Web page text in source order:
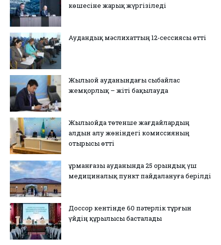
көшесіне жарық жүргізіледі
Аудандық мәслихаттың 12-сессиясы өтті
Жылыой ауданындағы сыбайлас
жемқорлық – жіті бақылауда
Жылыойда төтенше жағдайлардың
алдын алу жөніндегі комиссияның
отырысы өтті
Құрманғазы ауданында 25 орындық үш
медициналық пункт пайдалануға берілді
Доссор кентінде 60 пәтерлік тұрғын
үйдің құрылысы басталады